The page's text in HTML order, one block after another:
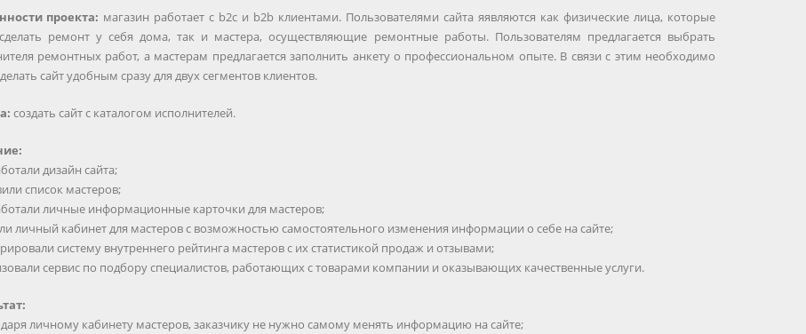
проекта: магазин работает с b2c и b2b клиентами. Пользователями сайта яявляются как физические лица, которые
ремонт у себя дома, так и мастера, осуществляющие ремонтные работы. Пользователям предлагается выбрать
ремонтных работ, а мастерам предлагается заполнить анкету о профессиональном опыте. В связи с этим необходимо
сайт удобным сразу для двух сегментов клиентов.
создать сайт с каталогом исполнителей.
дизайн сайта;
список мастеров;
личные информационные карточки для мастеров;
личный кабинет для мастеров с возможностью самостоятельного изменения информации о себе на сайте;
систему внутреннего рейтинга мастеров с их статистикой продаж и отзывами;
сервис по подбору специалистов, работающих с товарами компании и оказывающих качественные услуги.
личному кабинету мастеров, заказчику не нужно самому менять информацию на сайте;